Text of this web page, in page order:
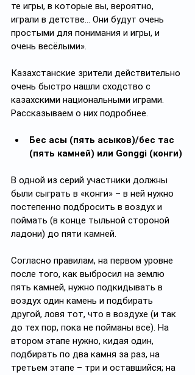
те игры, в которые вы, вероятно,
играли в детстве… Они будут очень
простыми для понимания и игры, и
очень весёлыми».
Казахстанские зрители действительно
очень быстро нашли сходство с
казахскими национальными играми.
Рассказываем о них подробнее.
Бес асық (пять асыков)/бес тас
(пять камней) или Gonggi (конги)
В одной из серий участники должны
были сыграть в «конги» – в ней нужно
постепенно подбросить в воздух и
поймать (в конце тыльной стороной
ладони) до пяти камней.
Согласно правилам, на первом уровне
после того, как выбросил на землю
пять камней, нужно подкидывать в
воздух один камень и подбирать
другой, ловя тот, что в воздухе (и так
до тех пор, пока не пойманы все). На
втором этапе нужно, кидая один,
подбирать по два камня за раз, на
третьем этапе – три и оставшийся; на